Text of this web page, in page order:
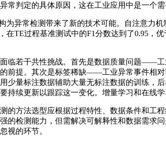
常判定的具体原因，这在工业应用中是一个需
为异常检测带来了新的技术可能。自注意
在TE过程基准测试中的F1分数达到了0.95，
临若干共性挑战。首先是数据质量问题——
前提。其次是标签稀缺——工业异常事件相
少量标注数据辅助大量无标注数据的训练
持续更新以跟踪这一变化。增量学习和在线
的方法选型应根据过程特性、数据条件和工
的检测能力，但需解决可解释性和数据需求
视的环节。